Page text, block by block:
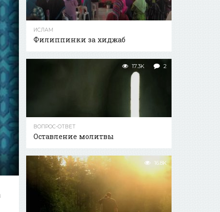
ИСЛАМ
Филиппинки за хиджаб
17.3K 2
ВОПРОС-ОТВЕТ
Оставление молитвы
16.8K